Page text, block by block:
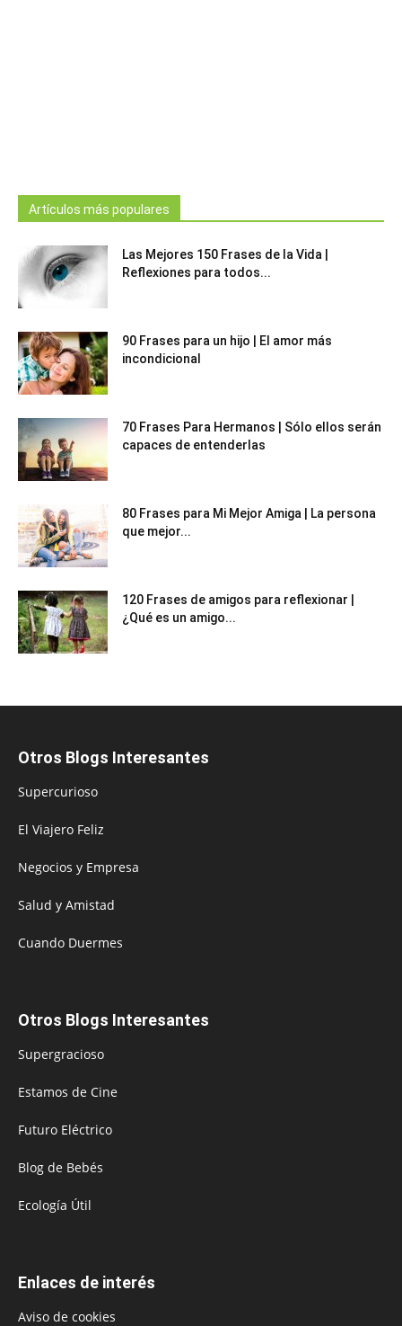
Artículos más populares
Las Mejores 150 Frases de la Vida |
Reflexiones para todos...
90 Frases para un hijo | El amor más
incondicional
70 Frases Para Hermanos | Sólo ellos serán
capaces de entenderlas
80 Frases para Mi Mejor Amiga | La persona
que mejor...
120 Frases de amigos para reflexionar |
¿Qué es un amigo...
Otros Blogs Interesantes
Supercurioso
El Viajero Feliz
Negocios y Empresa
Salud y Amistad
Cuando Duermes
Otros Blogs Interesantes
Supergracioso
Estamos de Cine
Futuro Eléctrico
Blog de Bebés
Ecología Útil
Enlaces de interés
Aviso de cookies